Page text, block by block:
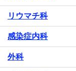
リウマチ科
感染症内科
外科